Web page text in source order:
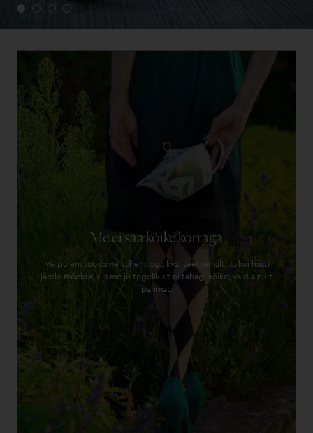
Me ei saa kõike korraga
Me parem toodame vähem, aga kvaliteetsemalt. Ja kui hästi
järele mõelda, siis me ju tegelikult ei tahagi kõike, vaid ainult
parimat.